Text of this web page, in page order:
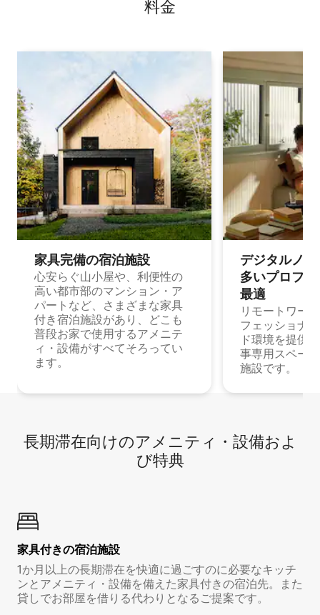
料⁠金
家具完備の宿⁠泊⁠施⁠設
心安らぐ山小屋や、利便性の
高い都市部のマンション・ア
パートなど、さまざまな家具
付き宿泊施設があり、どこも
普段お家で使用するアメニテ
ィ・設備がすべてそろってい
ます。
デジタルノ
多⁠いプ⁠ロ⁠フ⁠
最⁠適
リモートワー
フェッショナ
ド環境を提供
事専用スペー
施設です。
長期滞在向け⁠のア⁠メ⁠ニ⁠テ⁠ィ⁠・設⁠備⁠およ
び特⁠典
家具付き⁠の宿⁠泊⁠施⁠設
1か月以上の長期滞在を快適に過ごすのに必要なキッチ
ンとアメニティ・設備を備えた家具付きの宿泊先。また
貸しでお部屋を借りる代わりとなるご提案です。